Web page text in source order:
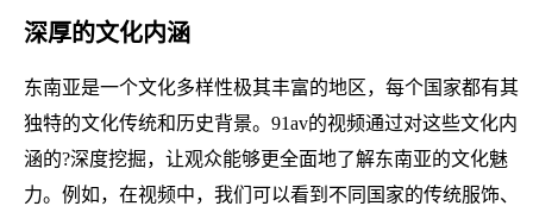
深厚的文化内涵
东南亚是一个文化多样性极其丰富的地区，每个国家都有其
独特的文化传统和历史背景。91av的视频通过对这些文化内
涵的?深度挖掘，让观众能够更全面地了解东南亚的文化魅
力。例如，在视频中，我们可以看到不同国家的传统服饰、